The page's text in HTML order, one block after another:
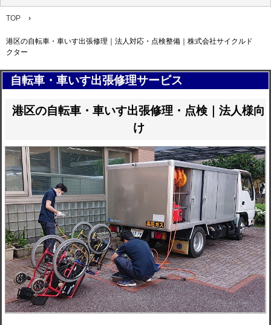
TOP ›
港区の自転車・車いす出張修理｜法人対応・点検整備｜株式会社サイクルド
クター
自転車・車いす出張修理サービス
港区の自転車・車いす出張修理・点検｜法人様向
け